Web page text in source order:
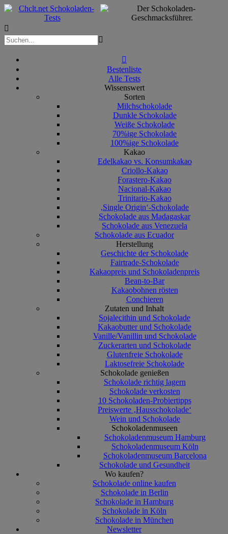



Bestenliste
Alle Tests
Wissenswert
Sorten
Milchschokolade
Dunkle Schokolade
Weiße Schokolade
70%ige Schokolade
100%ige Schokolade
Kakao
Edelkakao vs. Konsumkakao
Criollo-Kakao
Forastero-Kakao
Nacional-Kakao
Trinitario-Kakao
‚Single Origin‘-Schokolade
Schokolade aus Madagaskar
Schokolade aus Venezuela
Schokolade aus Ecuador
Herstellung
Geschichte der Schokolade
Fairtrade-Schokolade
Kakaopreis und Schokoladenpreis
Bean-to-Bar
Kakaobohnen rösten
Conchieren
Zutaten und Inhalt
Sojalecithin und Schokolade
Kakaobutter und Schokolade
Vanille/Vanillin und Schokolade
Zuckerarten und Schokolade
Glutenfreie Schokolade
Laktosefreie Schokolade
Schokolade genießen
Schokolade richtig lagern
Schokolade verkosten
10 Schokoladen-Probiertipps
Preiswerte ‚Hausschokolade‘
Wein und Schokolade
Schokoladenmuseen
Schokoladenmuseum Hamburg
Schokoladenmuseum Köln
Schokoladenmuseum Barcelona
Schokolade und Gesundheit
Wo kaufen?
Schokolade online kaufen
Schokolade in Berlin
Schokolade in Hamburg
Schokolade in Köln
Schokolade in München
Newsletter